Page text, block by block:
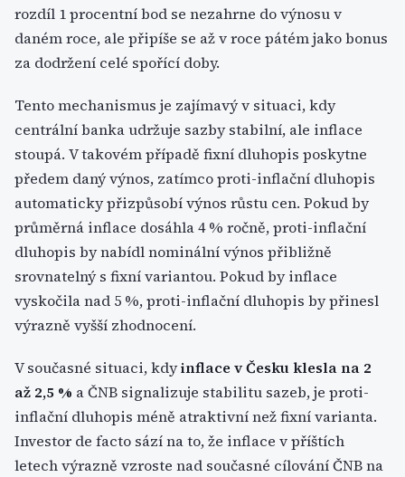
rozdíl 1 procentní bod se nezahrne do výnosu v
daném roce, ale připíše se až v roce pátém jako bonus
za dodržení celé spořící doby.
Tento mechanismus je zajímavý v situaci, kdy
centrální banka udržuje sazby stabilní, ale inflace
stoupá. V takovém případě fixní dluhopis poskytne
předem daný výnos, zatímco proti-inflační dluhopis
automaticky přizpůsobí výnos růstu cen. Pokud by
průměrná inflace dosáhla 4 % ročně, proti-inflační
dluhopis by nabídl nominální výnos přibližně
srovnatelný s fixní variantou. Pokud by inflace
vyskočila nad 5 %, proti-inflační dluhopis by přinesl
výrazně vyšší zhodnocení.
V současné situaci, kdyinflace v Česku klesla na 2
až 2,5 % a ČNB signalizuje stabilitu sazeb, je proti-
inflační dluhopis méně atraktivní než fixní varianta.
Investor de facto sází na to, že inflace v příštích
letech výrazně vzroste nad současné cílování ČNB na